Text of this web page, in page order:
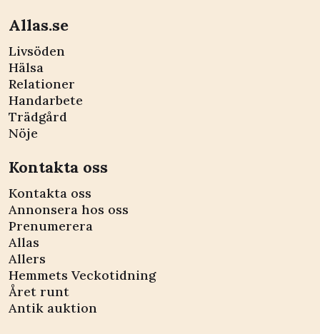
Allas.se
Livsöden
Hälsa
Relationer
Handarbete
Trädgård
Nöje
Kontakta oss
Kontakta oss
Annonsera hos oss
Prenumerera
Allas
Allers
Hemmets Veckotidning
Året runt
Antik auktion